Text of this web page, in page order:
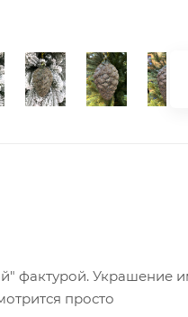
фактурой. Украшение
просто